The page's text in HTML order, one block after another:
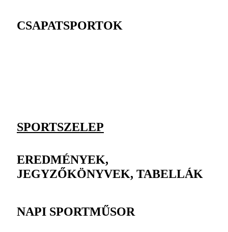
CSAPATSPORTOK
SPORTSZELEP
EREDMÉNYEK,
JEGYZŐKÖNYVEK, TABELLÁK
NAPI SPORTMŰSOR